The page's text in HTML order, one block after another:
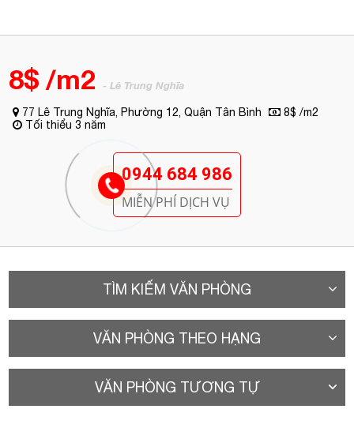
8$ /m2 - Lê Trung Nghĩa
77 Lê Trung Nghĩa, Phường 12, Quận Tân Bình
8$ /m2
Tối thiểu 3 năm
0944 684 986
MIỄN PHÍ DỊCH VỤ
TÌM KIẾM VĂN PHÒNG
VĂN PHÒNG THEO HẠNG
VĂN PHÒNG TƯƠNG TỰ